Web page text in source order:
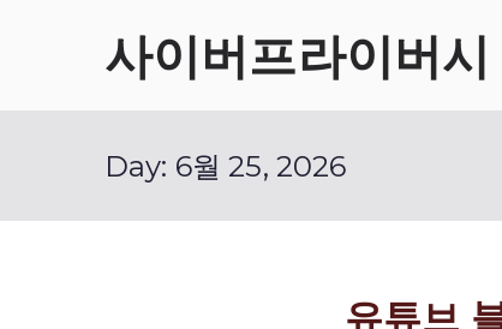
사이버프라이버
Day: 6월 25, 2026
유튜브